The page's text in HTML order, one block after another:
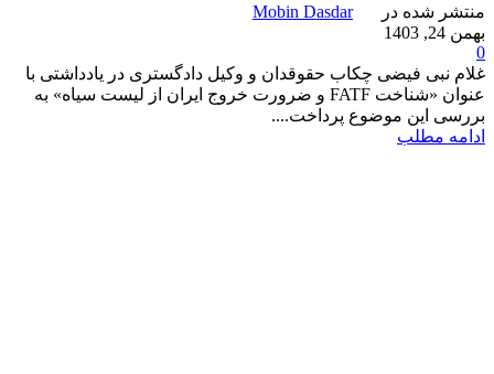
منتشر شده در
Mobin Dasdar
بهمن 24, 1403
0
غلام نبی فیضی چکاب حقوقدان و وکیل دادگستری در یادداشتی با
عنوان «شناخت FATF و ضرورت خروج ایران از لیست سیاه» به
بررسی این موضوع پرداخت....
ادامه مطلب